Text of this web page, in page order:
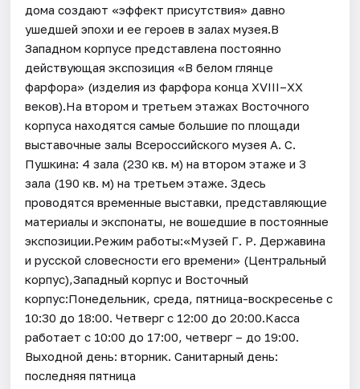
дома создают «эффект присутствия» давно
ушедшей эпохи и ее героев в залах музея.В
Западном корпусе представлена постоянно
действующая экспозиция «В белом глянце
фарфора» (изделия из фарфора конца XVIII–ХХ
веков).На втором и третьем этажах Восточного
корпуса находятся самые большие по площади
выставочные залы Всероссийского музея А. С.
Пушкина: 4 зала (230 кв. м) на втором этаже и 3
зала (190 кв. м) на третьем этаже. Здесь
проводятся временные выставки, представляющие
материалы и экспонаты, не вошедшие в постоянные
экспозиции.Режим работы:«Музей Г. Р. Державина
и русской словесности его времени» (Центральный
корпус),Западный корпус и Восточный
корпус:Понедельник, среда, пятница-воскресенье с
10:30 до 18:00. Четверг с 12:00 до 20:00.Касса
работает с 10:00 до 17:00, четверг – до 19:00.
Выходной день: вторник. Санитарный день:
последняя пятница